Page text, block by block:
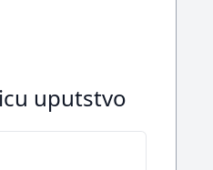
uputstvo